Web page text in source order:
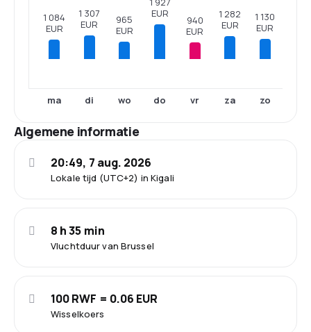
1 084
EUR
ma
1 307
EUR
di
965
EUR
wo
EUR
do
940
EUR
vr
1 282
EUR
za
1 130
EUR
zo
Algemene informatie
Lokale tijd (UTC+2) in Kigali
20:49, 7 aug. 2026
Vluchtduur van Brussel
8 h 35 min
Wisselkoers
100 RWF = 0.06 EUR